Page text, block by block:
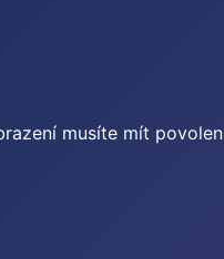
musíte mít